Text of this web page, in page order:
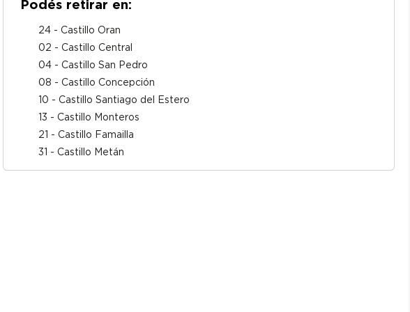
Podés retirar en:
24 - Castillo Oran
02 - Castillo Central
04 - Castillo San Pedro
08 - Castillo Concepción
10 - Castillo Santiago del Estero
13 - Castillo Monteros
21 - Castillo Famailla
31 - Castillo Metán